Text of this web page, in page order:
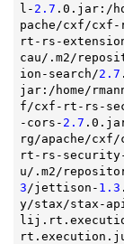
l- 2.7 .0.jar:/
pache/cxf/
rt-rs-
cau/.m2/
ion-search/2.7
jar:/home/
f/cxf-rt-rs-
-cors- 2.7
rg/apache/
rt-rs-security-
u/.m2/
3 /jettison- 1.3
y/stax/stax-